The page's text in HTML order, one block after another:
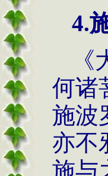
4.
何诸
施波
亦不
施与